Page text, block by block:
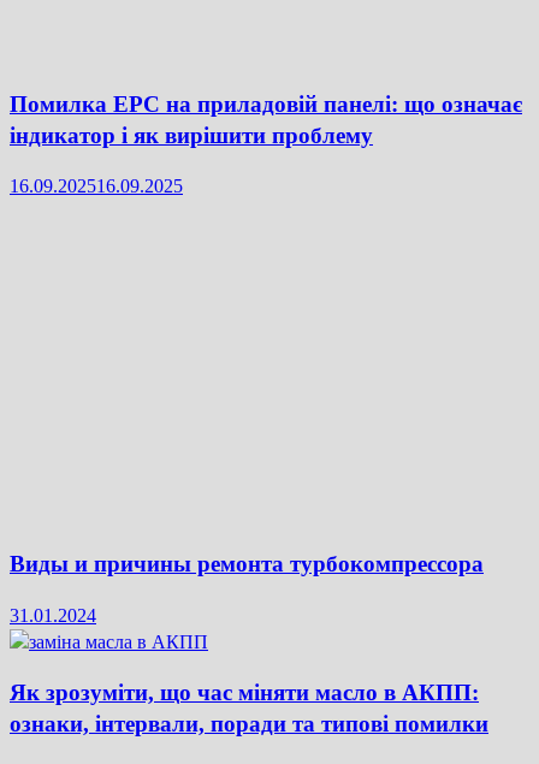
Помилка EPC на приладовій панелі: що означає
індикатор і як вирішити проблему
16.09.202516.09.2025
Виды и причины ремонта турбокомпрессора
31.01.2024
Як зрозуміти, що час міняти масло в АКПП:
ознаки, інтервали, поради та типові помилки